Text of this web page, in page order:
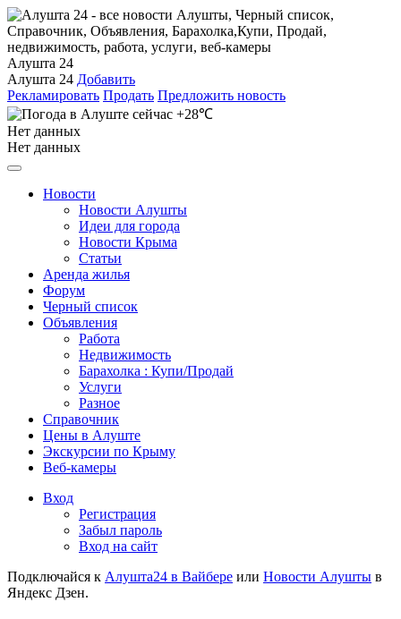
Алушта 24
Алушта 24 Добавить
Рекламировать Продать Предложить новость
+28℃
Нет данных
Нет данных
Новости
Новости Алушты
Идеи для города
Новости Крыма
Статьи
Аренда жилья
Форум
Черный список
Объявления
Работа
Недвижимость
Барахолка : Купи/Продай
Услуги
Разное
Справочник
Цены в Алуште
Экскурсии по Крыму
Веб-камеры
Вход
Регистрация
Забыл пароль
Вход на сайт
Подключайся к Алушта24 в Вайбере или Новости Алушты в
Яндекс Дзен.